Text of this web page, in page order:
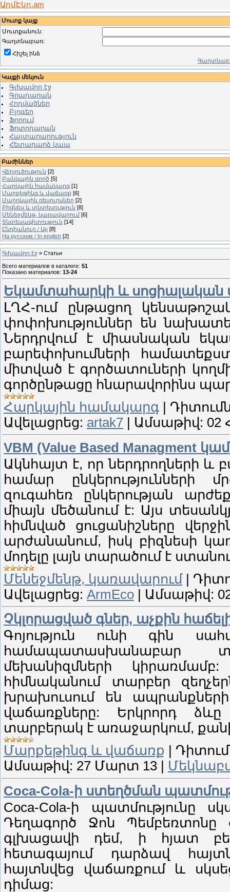
ԱրմԷկո.am
Մուտք կայք
Մուտքանուն:
Գաղտնաբառ:
Հիշել ինձ
Կայքի մենյուն
Գլխավոր էջ
Գրադարան
Հոդվածներ
Բլոգեր
Ֆորում
Ֆոտոդարան
Հայտարարություն
Հետադարձ կապ
Բաժիններ
Վերլուծություն [2]
Բանկային գործ [5]
Հարկային համակարգ [1]
Մարքեթինգ և վաճառք [6]
Մարդկային ռեսուրսներ [2]
Բիզնես և տնտեսություն [8]
Մենեջմենթ, կառավարում [6]
Տնտեսագիտություն [14]
Ընդհանուր / Այլ [8]
На русском / In english [2]
Գլխավոր էջ » Статьи
Всего материалов в каталоге: 51
Показано материалов: 13-24
Եկամտահարկի և սոցիալական
ԼՂՀ-ում ընթացող
փոփոխություններ են
Ներդրվում է միասնական
բարեփոխումների
միտված է գործատուների
գործընթացը հնարավորինս
Հարկային համակարգ
Ավելացրեց: artak7 Ամսաթիվ: 02
VBM (Value Based Managment
Ակնհայտ է, որ ներդրողների
համար ընկերությունների
զուգահեռ ընկերության
միայն մեծանում է: Այս
հիմնված ցուցանիշները
արժանանում, իսկ բիզնեսի
մոդելը լայն տարածում է
Մենեջմենթ, կառավարում|
Ավելացրեց: ArmEco | Ամսաթիվ:
Չկլորացված գներ, աչքին
Գոյություն ունի գին
համապատասխանաբար
մեխանիզմների
հիմնականում տարբեր
խրախուսում են ապրանքների
վաճառքները: Երկրորդ
տարբերակ է առաջարկում,
Մարքեթինգ և վաճառք
Ամսաթիվ: 27 Մարտ 13
Coca-Cola-ի ստեղծման
Coca-Cola-ի պատմությունը
Դեղագործ Ջոն Պեմբեռտոնը
գլխացավի դեմ, ի հյատ
հետագայում դարձավ
հայտնվեց վաճառքում և
դիմաց: